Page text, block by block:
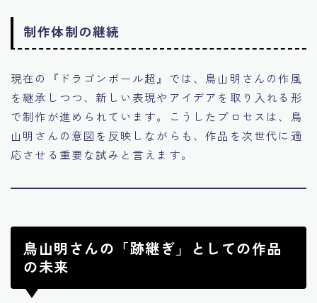
制作体制の継続
現在の『ドラゴンボール超』では、鳥山明さんの作風
を継承しつつ、新しい表現やアイデアを取り入れる形
で制作が進められています。こうしたプロセスは、鳥
山明さんの意図を反映しながらも、作品を次世代に適
応させる重要な試みと言えます。
鳥山明さんの「跡継ぎ」としての作品
の未来